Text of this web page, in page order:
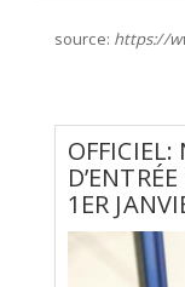
source: https://
1ER